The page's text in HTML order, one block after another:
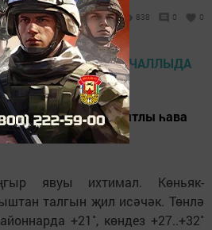
838 0 0
алмашынучан болытлы һава
явуы ихтимал. Көньяк-
талгын җил исәчәк. Төнлә
+21˚, көндез +27..+32˚